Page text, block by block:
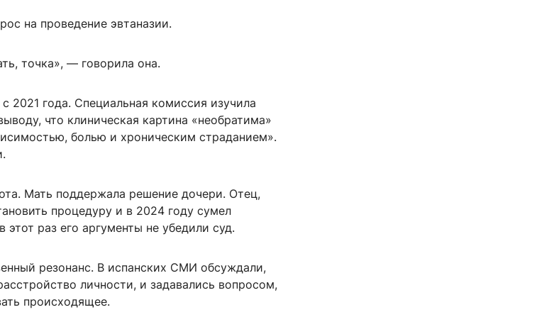
на проведение эвтаназии.
точка», — говорила она.
2021 года. Специальная комиссия изучила
что клиническая картина «необратима»
болью и хроническим страданием».
Мать поддержала решение дочери. Отец,
процедуру и в 2024 году сумел
раз его аргументы не убедили суд.
резонанс. В испанских СМИ обсуждали,
личности, и задавались вопросом,
происходящее.